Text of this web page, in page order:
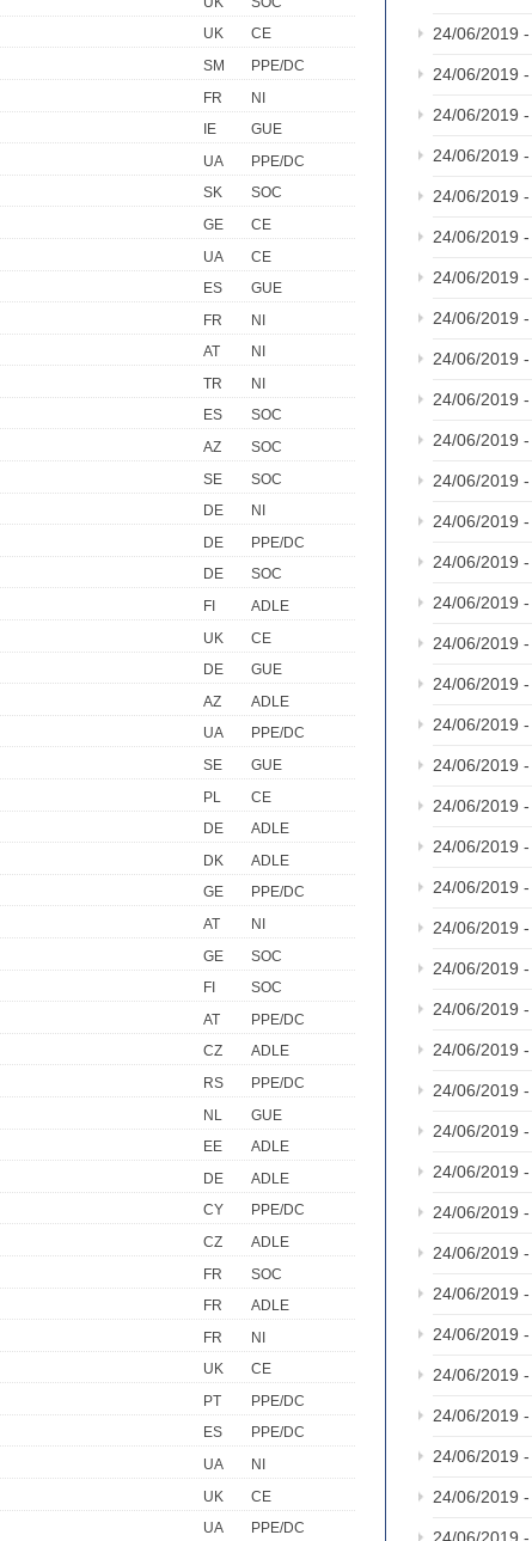
UK
CE
SM
PPE/DC
FR
NI
IE
GUE
UA
PPE/DC
SK
SOC
GE
CE
UA
CE
ES
GUE
FR
NI
AT
NI
TR
NI
ES
SOC
AZ
SOC
SE
SOC
DE
NI
DE
PPE/DC
DE
SOC
FI
ADLE
UK
CE
DE
GUE
AZ
ADLE
UA
PPE/DC
SE
GUE
PL
CE
DE
ADLE
DK
ADLE
GE
PPE/DC
AT
NI
GE
SOC
FI
SOC
AT
PPE/DC
CZ
ADLE
RS
PPE/DC
NL
GUE
EE
ADLE
DE
ADLE
CY
PPE/DC
CZ
ADLE
FR
SOC
FR
ADLE
FR
NI
UK
CE
PT
PPE/DC
ES
PPE/DC
UA
NI
UK
CE
UA PPE/DC
24/06/2019 -
24/06/2019 -
24/06/2019 -
24/06/2019 -
24/06/2019 -
24/06/2019 -
24/06/2019 -
24/06/2019 -
24/06/2019 -
24/06/2019 -
24/06/2019 -
24/06/2019 -
24/06/2019 -
24/06/2019 -
24/06/2019 -
24/06/2019 -
24/06/2019 -
24/06/2019 -
24/06/2019 -
24/06/2019 -
24/06/2019 -
24/06/2019 -
24/06/2019 -
24/06/2019 -
24/06/2019 -
24/06/2019 -
24/06/2019 -
24/06/2019 -
24/06/2019 -
24/06/2019 -
24/06/2019 -
24/06/2019 -
24/06/2019 -
24/06/2019 -
24/06/2019 -
24/06/2019 -
24/06/2019 -